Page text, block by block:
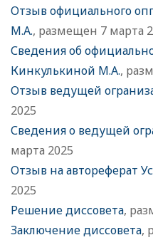
Отзыв официального
М.А., размещен 7 марта
Сведения об
Кинкулькиной М.А.,
Отзыв ведущей
2025
Сведения о ведущей
марта 2025
Отзыв на автореферат
2025
Решение диссовета,
Заключение диссовета,